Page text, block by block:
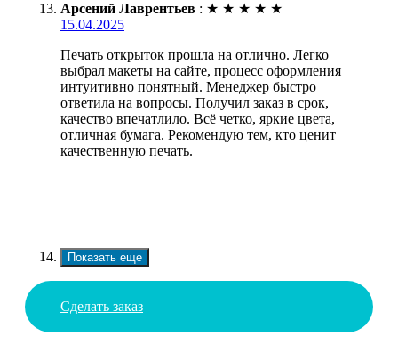
Арсений Лаврентьев : ★ ★ ★ ★ ★
15.04.2025
Печать открыток прошла на отлично. Легко
выбрал макеты на сайте, процесс оформления
интуитивно понятный. Менеджер быстро
ответила на вопросы. Получил заказ в срок,
качество впечатлило. Всё четко, яркие цвета,
отличная бумага. Рекомендую тем, кто ценит
качественную печать.
Показать еще
Сделать заказ